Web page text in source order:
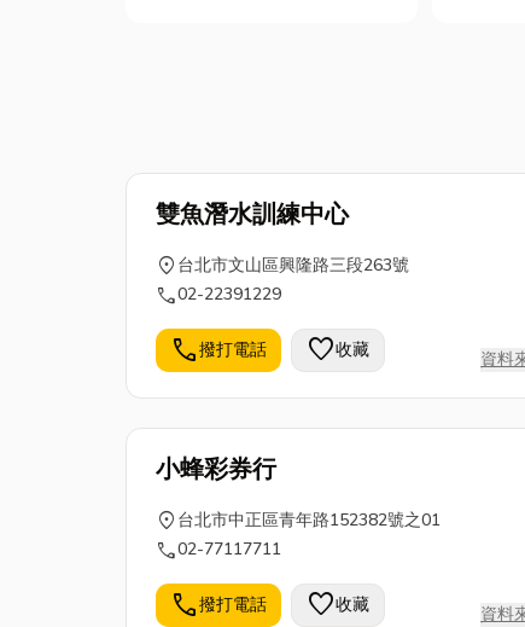
整、正式...
場與股
徵、等
雙魚潛水訓練中心
location_on 台北市文山區興隆路三段263號
call02-22391229
call撥打電話 favorite收藏 資料
小蜂彩券行
location_on 台北市中正區青年路152382號之01
call02-77117711
call撥打電話 favorite收藏 資料